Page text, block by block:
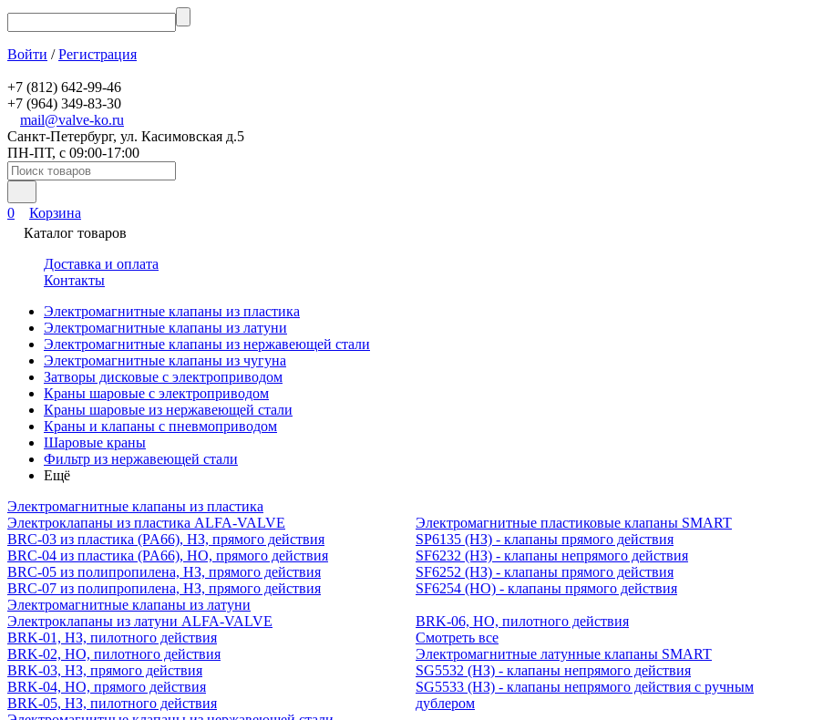
Войти /Регистрация
+7 (812) 642-99-46
+7 (964) 349-83-30
mail@valve-ko.ru
Санкт-Петербург, ул. Касимовская д.5
ПН-ПТ, с 09:00-17:00
0
Корзина
Каталог товаров
Доставка и оплата
Контакты
Электромагнитные клапаны из пластика
Электромагнитные клапаны из латуни
Электромагнитные клапаны из нержавеющей стали
Электромагнитные клапаны из чугуна
Затворы дисковые с электроприводом
Краны шаровые с электроприводом
Краны шаровые из нержавеющей стали
Краны и клапаны с пневмоприводом
Шаровые краны
Фильтр из нержавеющей стали
Ещё
Электромагнитные клапаны из пластика
Электроклапаны из пластика ALFA-VALVE
BRC-03 из пластика (PA66), НЗ, прямого действия
BRC-04 из пластика (PA66), НО, прямого действия
BRC-05 из полипропилена, НЗ, прямого действия
BRC-07 из полипропилена, НЗ, прямого действия
Электромагнитные пластиковые клапаны SMART
SP6135 (НЗ) - клапаны прямого действия
SF6232 (НЗ) - клапаны непрямого действия
SF6252 (НЗ) - клапаны прямого действия
SF6254 (НО) - клапаны прямого действия
Электромагнитные клапаны из латуни
Электроклапаны из латуни ALFA-VALVE
BRK-01, НЗ, пилотного действия
BRK-02, НО, пилотного действия
BRK-03, НЗ, прямого действия
BRK-04, НО, прямого действия
BRK-05, НЗ, пилотного действия
BRK-06, НО, пилотного действия
Смотреть все
Электромагнитные латунные клапаны SMART
SG5532 (НЗ) - клапаны непрямого действия
SG5533 (НЗ) - клапаны непрямого действия с ручным
дублером